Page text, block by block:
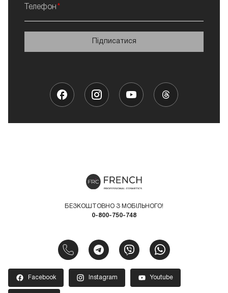
Телефон
Підписатися
БЕЗКОШТОВНО З МОБІЛЬНОГО!
0-800-750-748
Facebook Instagram Youtube